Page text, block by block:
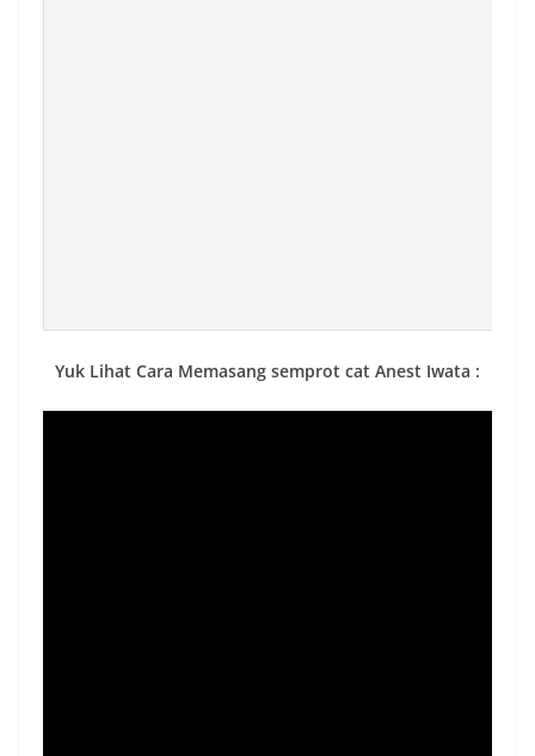
Yuk Lihat Cara Memasang semprot cat Anest Iwata :